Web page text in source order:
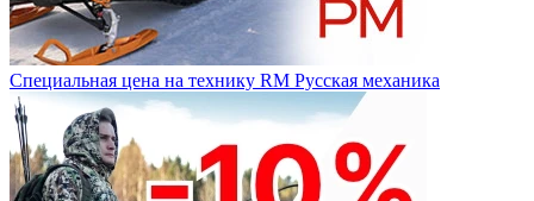
Специальная цена на технику RM Русская механика